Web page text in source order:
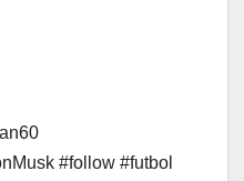
#follow #futbol